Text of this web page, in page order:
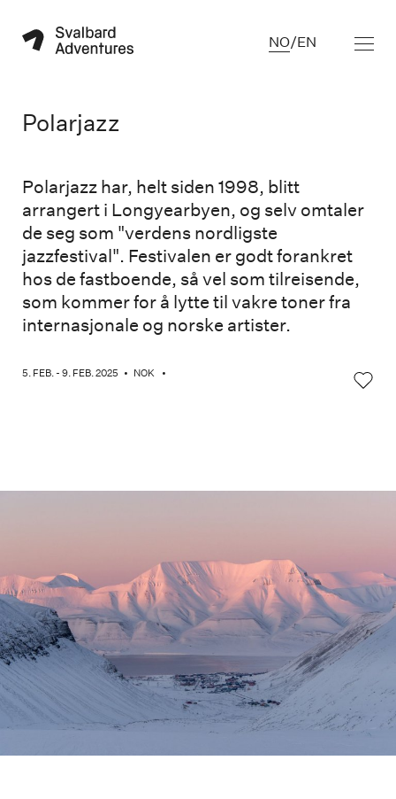
NO/EN
Polarjazz
Polarjazz har, helt siden 1998, blitt
arrangert i Longyearbyen, og selv omtaler
de seg som "verdens nordligste
jazzfestival". Festivalen er godt forankret
hos de fastboende, så vel som tilreisende,
som kommer for å lytte til vakre toner fra
internasjonale og norske artister.
5. FEB. - 9. FEB. 2025 • NOK •